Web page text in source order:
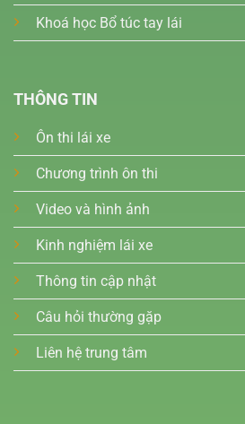
Khoá học Bổ túc tay lái
THÔNG TIN
Ôn thi lái xe
Chương trình ôn thi
Video và hình ảnh
Kinh nghiệm lái xe
Thông tin cập nhật
Câu hỏi thường gặp
Liên hệ trung tâm